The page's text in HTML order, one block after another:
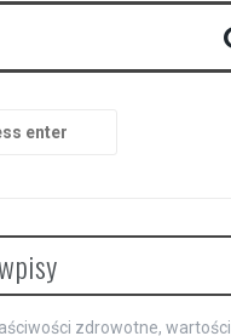
zdrowotne, wartości